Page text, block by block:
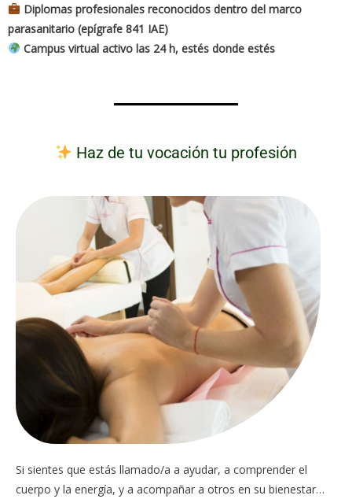
Diplomas profesionales reconocidos dentro del marco
parasanitario (epígrafe 841 IAE)
Campus virtual activo las 24 h, estés donde estés
Haz de tu vocación tu profesión
Si sientes que estás llamado/a a ayudar, a comprender el
cuerpo y la energía, y a acompañar a otros en su bienestar…